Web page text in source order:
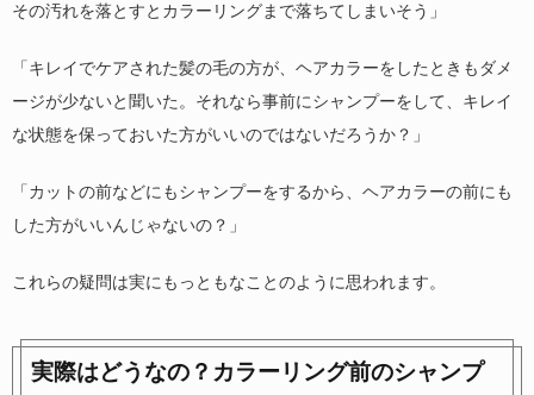
その汚れを落とすとカラーリングまで落ちてしまいそう」
「キレイでケアされた髪の毛の方が、ヘアカラーをしたときもダメ
ージが少ないと聞いた。それなら事前にシャンプーをして、キレイ
な状態を保っておいた方がいいのではないだろうか？」
「カットの前などにもシャンプーをするから、ヘアカラーの前にも
した方がいいんじゃないの？」
これらの疑問は実にもっともなことのように思われます。
実際はどうなの？カラーリング前のシャンプ